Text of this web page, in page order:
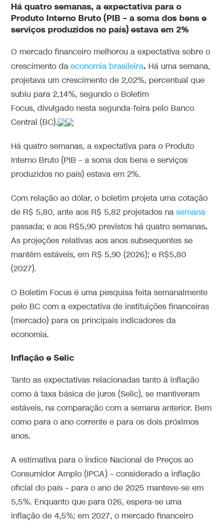
Há quatro semanas, a expectativa para o
Produto Interno Bruto (PIB – a soma dos bens e
serviços produzidos no país) estava em 2%
O mercado financeiro melhorou a expectativa sobre o
crescimento daeconomia brasileira. Há uma semana,
projetava um crescimento de 2,02%, percentual que
subiu para 2,14%, segundo o Boletim
Focus, divulgado nesta segunda-feira pelo Banco
Central (BC).
Há quatro semanas, a expectativa para o Produto
Interno Bruto (PIB – a soma dos bens e serviços
produzidos no país) estava em 2%.
Com relação ao dólar, o boletim projeta uma cotação
de R$ 5,80, ante aos R$ 5,82 projetados nasemana
passada; e aos R$5,90 previstos há quatro semanas.
As projeções relativas aos anos subsequentes se
mantêm estáveis, em R$ 5,90 (2026); e R$5,80
(2027).
O Boletim Focus é uma pesquisa feita semanalmente
pelo BC com a expectativa de instituições financeiras
(mercado) para os principais indicadores da
economia.
Inflação e Selic
Tanto as expectativas relacionadas tanto à inflação
como à taxa básica de juros (Selic), se mantiveram
estáveis, na comparação com a semana anterior. Bem
como para o ano corrente e para os dois próximos
anos.
A estimativa para o Índice Nacional de Preços ao
Consumidor Amplo (IPCA) – considerado a inflação
oficial do país – para o ano de 2025 manteve-se em
5,5%. Enquanto que para 026, espera-se uma
inflação de 4,5%; em 2027, o mercado financeiro